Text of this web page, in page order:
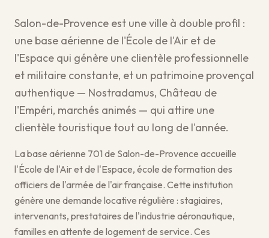
Salon-de-Provence est une ville à double profil :
une base aérienne de l'École de l'Air et de
l'Espace qui génère une clientèle professionnelle
et militaire constante, et un patrimoine provençal
authentique — Nostradamus, Château de
l'Empéri, marchés animés — qui attire une
clientèle touristique tout au long de l'année.
La base aérienne 701 de Salon-de-Provence accueille
l'École de l'Air et de l'Espace, école de formation des
officiers de l'armée de l'air française. Cette institution
génère une demande locative régulière : stagiaires,
intervenants, prestataires de l'industrie aéronautique,
familles en attente de logement de service. Ces